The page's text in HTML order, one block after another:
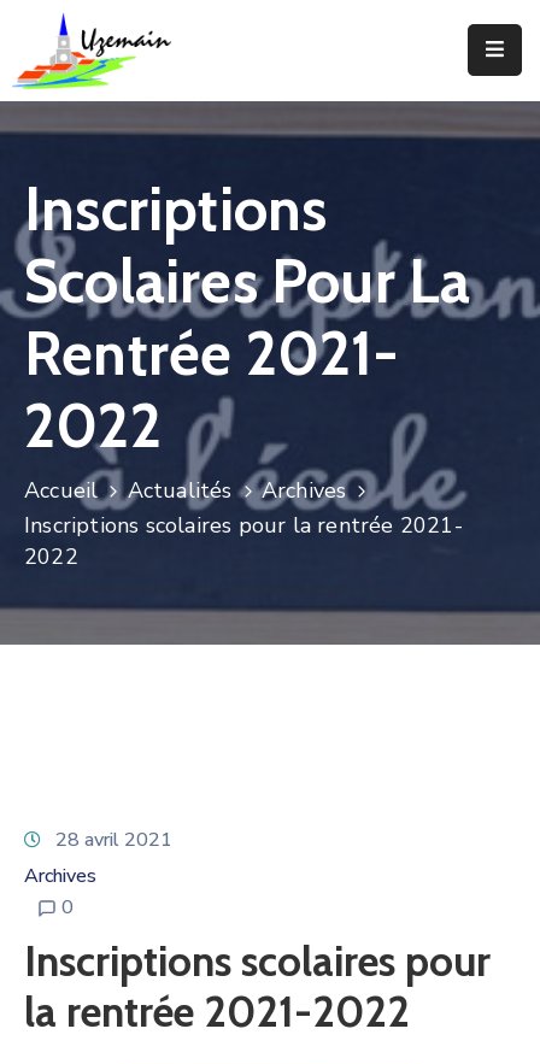
Actualités
Votre
Commune
Votre
Mairie
Services
Vie
Enfance
Inscriptions
Scolaires Pour La
Rentrée 2021-
2022
Accueil Actualités
Archives
Inscriptions scolaires pour la rentrée 2021-
2022
28 avril 2021
Archives
0
Inscriptions scolaires pour
la rentrée 2021-2022